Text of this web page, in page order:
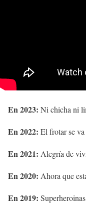
En 2023: Ni chicha ni
En 2022: El frotar se va
En 2021: Alegría de
En 2020: Ahora que
En 2019: